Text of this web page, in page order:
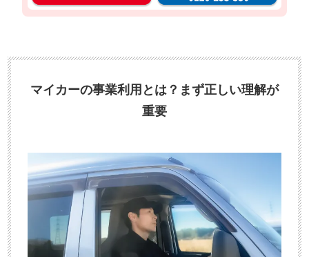
タ
力
す
ぐ
無
定
料
お
電
話
で
軽
に
ご
相
談
マイカーの事業利用とは？まず正しい理解が
重要